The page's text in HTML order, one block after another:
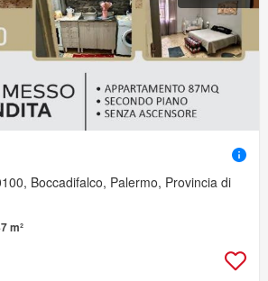
Boccadifalco, Palermo, Provincia di
m²